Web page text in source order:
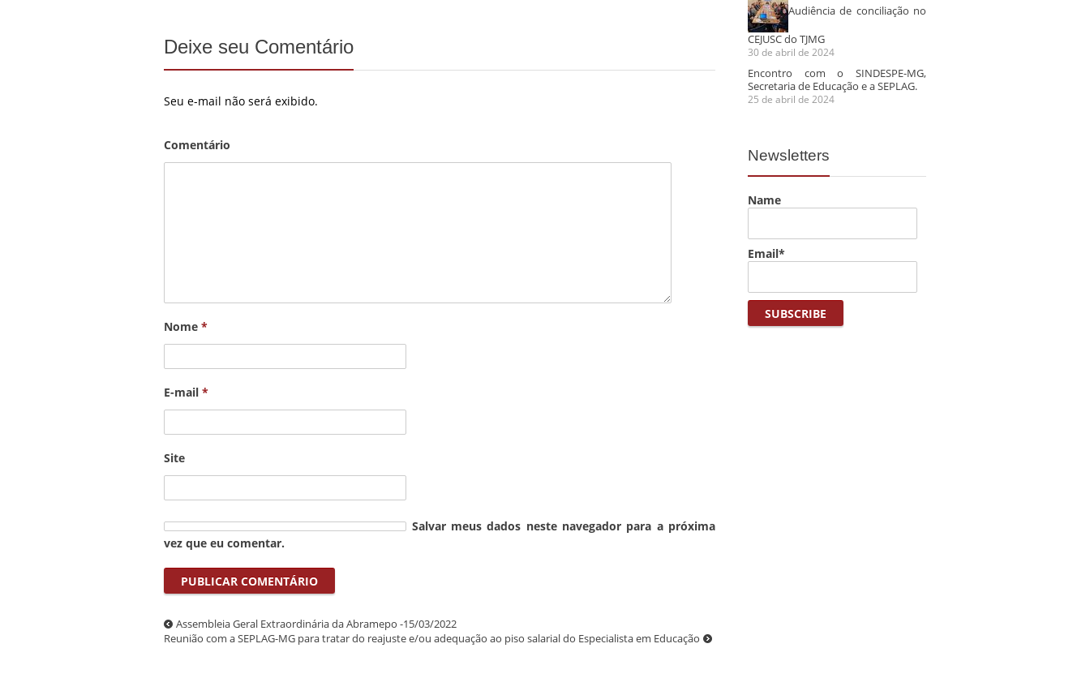
Deixe seu Comentário
Seu e-mail não será exibido.
Comentário
Nome *
E-mail *
Site
Salvar meus dados neste navegador para a próxima
vez que eu comentar.
Assembleia Geral Extraordinária da Abramepo -15/03/2022
Reunião com a SEPLAG-MG para tratar do reajuste e/ou adequação ao piso salarial do Especialista em Educação
Audiência de conciliação no
CEJUSC do TJMG
30 de abril de 2024
Encontro com o SINDESPE-MG,
Secretaria de Educação e a SEPLAG.
25 de abril de 2024
Newsletters
Name
Email*